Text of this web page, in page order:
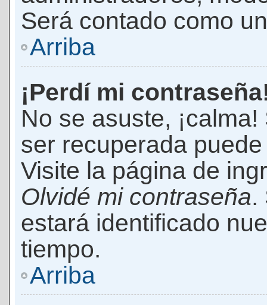
Será contado como
Arriba
¡Perdí mi
No se asuste,
ser recuperada
Visite la página de
Olvidé mi contraseña.
estará identificado
tiempo.
Arriba